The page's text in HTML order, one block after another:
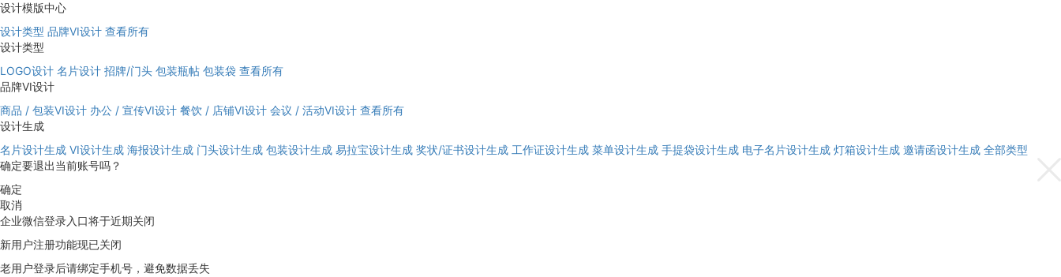
设计模版中心
设计类型 品牌VI设计 查看所有
设计类型
LOGO设计 名片设计 招牌/门头 包装瓶帖 包装袋 查看所有
品牌VI设计
商品 / 包装VI设计 办公 / 宣传VI设计 餐饮 / 店铺VI设计 会议 / 活动VI设计 查看所有
设计生成
名片设计生成 VI设计生成 海报设计生成 门头设计生成 包装设计生成 易拉宝设计生成 奖状/证书设计生成 工作证设计生成 菜单设计生成 手提袋设计生成 电子名片设计生成 灯箱设计生成 邀请函设计生成 全部类型
确定要退出当前账号吗？
确定
取消
企业微信登录入口将于近期关闭
新用户注册功能现已关闭
老用户登录后请绑定手机号，避免数据丢失